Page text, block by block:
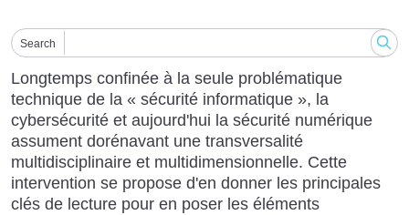
Search
Longtemps confinée à la seule problématique
technique de la « sécurité informatique », la
cybersécurité et aujourd'hui la sécurité numérique
assument dorénavant une transversalité
multidisciplinaire et multidimensionnelle. Cette
intervention se propose d'en donner les principales
clés de lecture pour en poser les éléments